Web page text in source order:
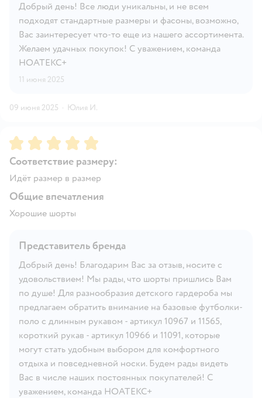
Добрый день! Все люди уникальны, и не всем
подходят стандартные размеры и фасоны, возможно,
Вас заинтересует что-то еще из нашего ассортимента.
Желаем удачных покупок! С уважением, команда
НОАТЕКС+
11 июня 2025
09 июня 2025 · Юлия И.
Рейтинг:5
Соответствие размеру:
Идёт размер в размер
Общие впечатления
Хорошие шорты
Представитель бренда
Добрый день! Благодарим Вас за отзыв, носите с
удовольствием! Мы рады, что шорты пришлись Вам
по душе! Для разнообразия детского гардероба мы
предлагаем обратить внимание на базовые футболки-
поло с длинным рукавом - артикул 10967 и 11565,
короткий рукав - артикул 10966 и 11091, которые
могут стать удобным выбором для комфортного
отдыха и повседневной носки. Будем рады видеть
Вас в числе наших постоянных покупателей! С
уважением, команда НОАТЕКС+